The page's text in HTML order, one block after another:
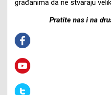
građanima da ne stvaraju
Pratite nas i na